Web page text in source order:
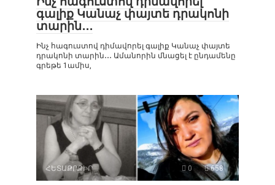
գալիք Կանաչ փայտե դրակոնի
տարին․․․
Ինչ հագուստով դիմավորել գալիք Կանաչ փայտե
դրակոնի տարին․․․ Ամանորին մնացել է ընդամենը
գրեթե 1ամիս,
ՀԵՏԱՔՐՔԻՐ 0 658